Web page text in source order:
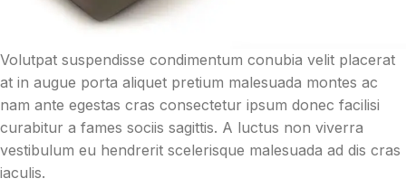
Volutpat suspendisse condimentum conubia velit placerat
at in augue porta aliquet pretium malesuada montes ac
nam ante egestas cras consectetur ipsum donec facilisi
curabitur a fames sociis sagittis. A luctus non viverra
vestibulum eu hendrerit scelerisque malesuada ad dis cras
iaculis.